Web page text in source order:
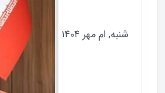
شنبه, ام مهر ۱۴۰۴